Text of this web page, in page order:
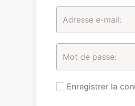
Enregistrer la